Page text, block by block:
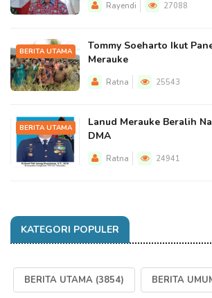
Rayendi 27088
BERITA UTAMA
Tommy Soeharto Ikut
Merauke
Ratna 25543
BERITA UTAMA
Lanud Merauke Beralih
DMA
Ratna 24941
KATEGORI POPULER
BERITA UTAMA (3854) BERITA